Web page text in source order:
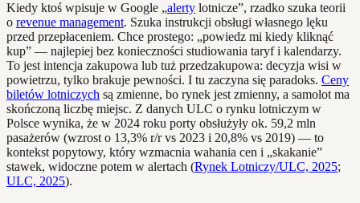
Kiedy ktoś wpisuje w Google „alerty lotnicze”, rzadko szuka teorii
o revenue management. Szuka instrukcji obsługi własnego lęku
przed przepłaceniem. Chce prostego: „powiedz mi kiedy kliknąć
kup” — najlepiej bez konieczności studiowania taryf i kalendarzy.
To jest intencja zakupowa lub tuż przedzakupowa: decyzja wisi w
powietrzu, tylko brakuje pewności. I tu zaczyna się paradoks. Ceny
biletów lotniczych są zmienne, bo rynek jest zmienny, a samolot ma
skończoną liczbę miejsc. Z danych ULC o rynku lotniczym w
Polsce wynika, że w 2024 roku porty obsłużyły ok. 59,2 mln
pasażerów (wzrost o 13,3% r/r vs 2023 i 20,8% vs 2019) — to
kontekst popytowy, który wzmacnia wahania cen i „skakanie”
stawek, widoczne potem w alertach (Rynek Lotniczy/ULC, 2025;
ULC, 2025).